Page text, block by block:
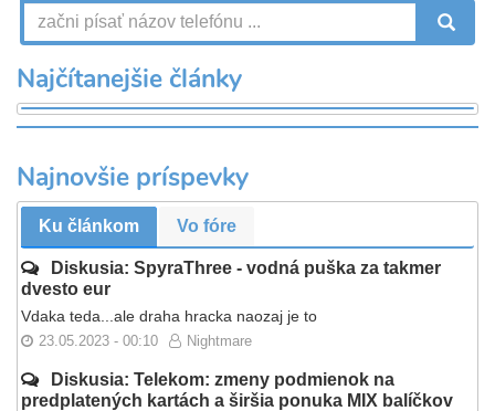
Najčítanejšie články
Najnovšie príspevky
Ku článkom Vo fóre
Diskusia: SpyraThree - vodná puška za takmer
dvesto eur
Vdaka teda...ale draha hracka naozaj je to
23.05.2023 - 00:10 Nightmare
Diskusia: Telekom: zmeny podmienok na
predplatených kartách a širšia ponuka MIX balíčkov